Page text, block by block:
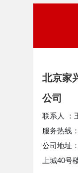
北京家
公司
联系人 ：
服务热线
公司地址
上城40号